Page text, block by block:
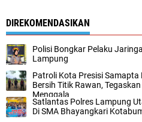
DIREKOMENDASIKAN
Polisi Bongkar Pelaku
Lampung
Patroli Kota Presisi Samapta
Bersih Titik Rawan,
Menggala
Satlantas Polres Lampung
Di SMA Bhayangkari